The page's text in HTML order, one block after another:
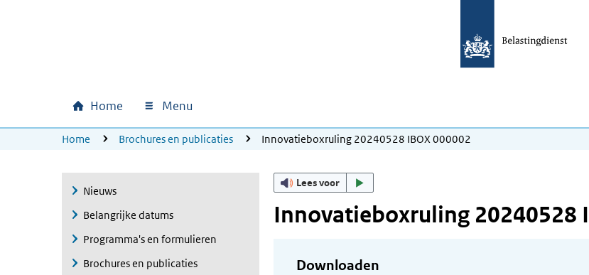
Hoofdnavigatie
Home Menu
U bevindt zich hier:
Home Brochures en publicaties Innovatieboxruling 20240528 IBOX 000002
Nieuws
Belangrijke datums
Programma's en formulieren
Brochures en publicaties
Lees voor
Innovatieboxruling 20240528
Downloaden